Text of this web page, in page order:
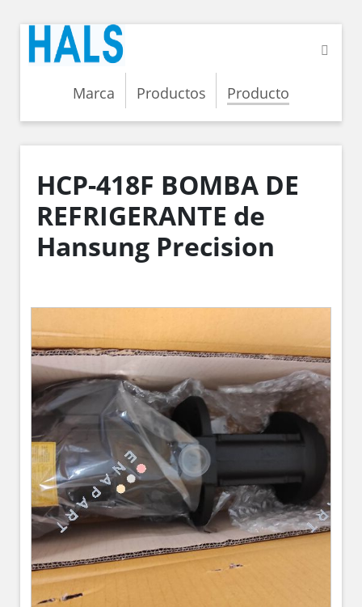
Marca Productos Producto
HCP-418F BOMBA DE
REFRIGERANTE de
Hansung Precision